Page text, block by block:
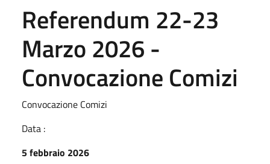
Referendum 22-23
Marzo 2026 -
Convocazione Comizi
Convocazione Comizi
Data :
5 febbraio 2026